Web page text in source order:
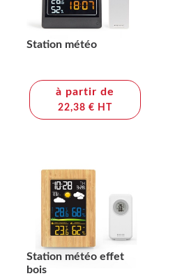
Station météo
à partir de
22,38 € HT
Station météo effet
bois